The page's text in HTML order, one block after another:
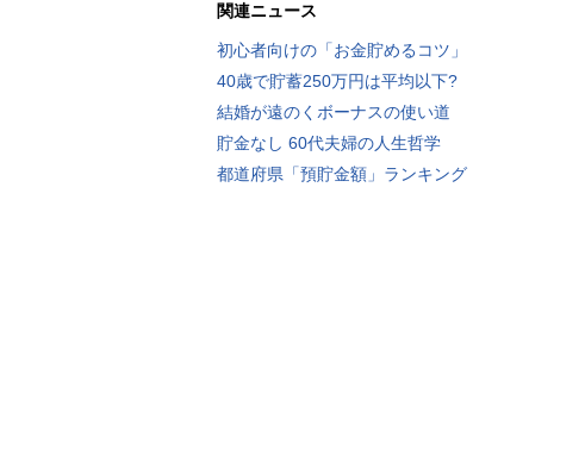
関連ニュース
初心者向けの「お金貯めるコツ」
40歳で貯蓄250万円は平均以下?
結婚が遠のくボーナスの使い道
貯金なし 60代夫婦の人生哲学
都道府県「預貯金額」ランキング